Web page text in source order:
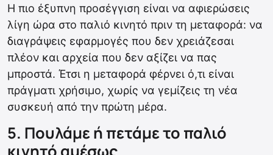
Η πιο έξυπνη προσέγγιση είναι να αφιερώσεις
λίγη ώρα στο παλιό κινητό πριν τη μεταφορά: να
διαγράψεις εφαρμογές που δεν χρειάζεσαι
πλέον και αρχεία που δεν αξίζει να πας
μπροστά. Έτσι η μεταφορά φέρνει ό,τι είναι
πράγματι χρήσιμο, χωρίς να γεμίζεις τη νέα
συσκευή από την πρώτη μέρα.
5. Πουλάμε ή πετάμε το παλιό